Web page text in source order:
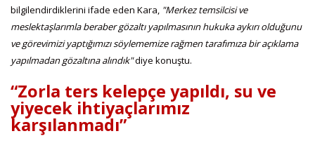
bilgilendirdiklerini ifade eden Kara, "Merkez temsilcisi ve
meslektaşlarımla beraber gözaltı yapılmasının hukuka aykırı olduğunu
ve görevimizi yaptığımızı söylememize rağmen tarafımıza bir açıklama
yapılmadan gözaltına alındık"diye konuştu.
“Zorla ters kelepçe yapıldı, su ve
yiyecek ihtiyaçlarımız
karşılanmadı”